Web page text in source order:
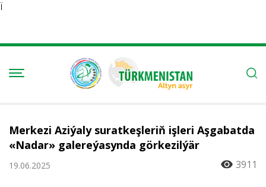
Ï
Merkezi Aziýaly suratkeşleriň işleri Aşgabatda
«Nadar» galereýasynda görkezilýär
19.06.2025 3911